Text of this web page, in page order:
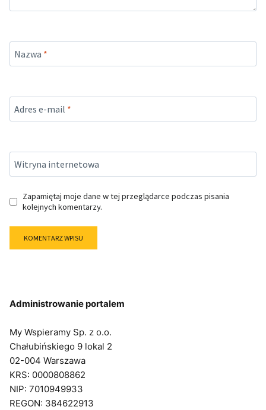
Nazwa *
Adres e-mail *
Witryna internetowa
Zapamiętaj moje dane w tej przeglądarce podczas pisania
kolejnych komentarzy.
Administrowanie portalem
My Wspieramy Sp. z o.o.
Chałubińskiego 9 lokal 2
02-004 Warszawa
KRS: 0000808862
NIP: 7010949933
REGON: 384622913